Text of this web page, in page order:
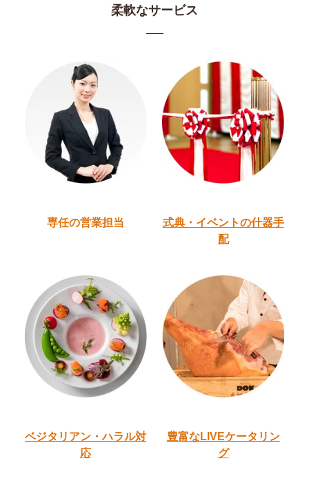
柔軟なサービス
専任の営業担当 式典・イベントの什器手
配
ベジタリアン・ハラル対
応
豊富なLIVEケータリン
グ